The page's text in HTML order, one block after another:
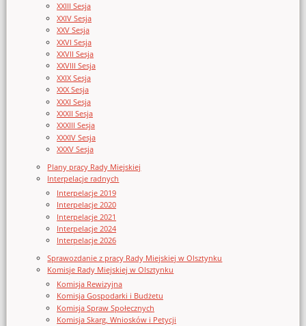
XXIII Sesja
XXIV Sesja
XXV Sesja
XXVI Sesja
XXVII Sesja
XXVIII Sesja
XXIX Sesja
XXX Sesja
XXXI Sesja
XXXII Sesja
XXXIII Sesja
XXXIV Sesja
XXXV Sesja
Plany pracy Rady Miejskiej
Interpelacje radnych
Interpelacje 2019
Interpelacje 2020
Interpelacje 2021
Interpelacje 2024
Interpelacje 2026
Sprawozdanie z pracy Rady Miejskiej w Olsztynku
Komisje Rady Miejskiej w Olsztynku
Komisja Rewizyjna
Komisja Gospodarki i Budżetu
Komisja Spraw Społecznych
Komisja Skarg, Wniosków i Petycji